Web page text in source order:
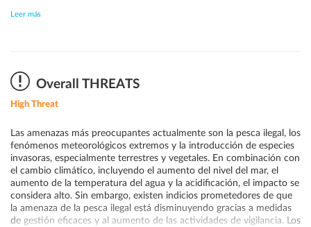
abundancia relativa de especies como el icónico tiburón martillo
que, a pesar del impacto del cambio climático y los fenómenos
meteorológicos severos, los corales son resilientes y la cobertura
coralina parece estable.
Leer más
Overall THREATS
High Threat
Las amenazas más preocupantes actualmente son la pesca ilegal, los
fenómenos meteorológicos extremos y la introducción de especies
invasoras, especialmente terrestres y vegetales. En combinación con
el cambio climático, incluyendo el aumento del nivel del mar, el
aumento de la temperatura del agua y la acidificación, el impacto se
considera alto. Sin embargo, existen indicios prometedores de que
la amenaza de la pesca ilegal está disminuyendo gracias a medidas
de gestión eficaces y al aumento de las actividades de vigilancia. Los